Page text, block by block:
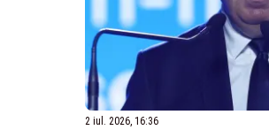
2 iul. 2026, 16:36